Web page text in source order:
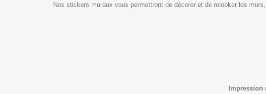
Nos stickers muraux vous permettront de décorer et de relooker les
Impression